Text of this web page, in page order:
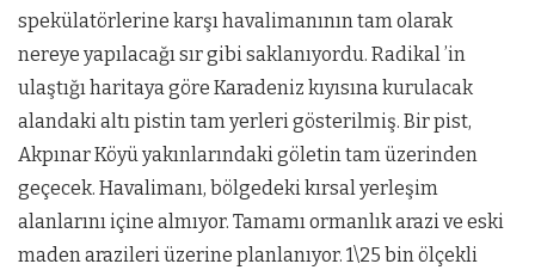
spekülatörlerine karşı havalimanının tam olarak
nereye yapılacağı sır gibi saklanıyordu. Radikal ’in
ulaştığı haritaya göre Karadeniz kıyısına kurulacak
alandaki altı pistin tam yerleri gösterilmiş. Bir pist,
Akpınar Köyü yakınlarındaki göletin tam üzerinden
geçecek. Havalimanı, bölgedeki kırsal yerleşim
alanlarını içine almıyor. Tamamı ormanlık arazi ve eski
maden arazileri üzerine planlanıyor. 1\25 bin ölçekli